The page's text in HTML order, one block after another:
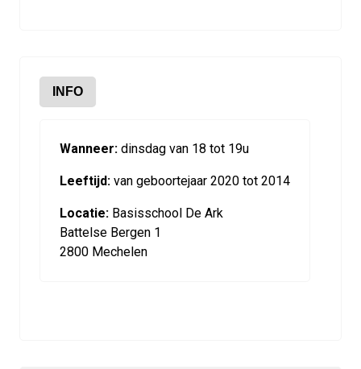
INFO
Wanneer: dinsdag van 18 tot 19u
Leeftijd: van geboortejaar 2020 tot 2014
Locatie: Basisschool De Ark
Battelse Bergen 1
2800 Mechelen